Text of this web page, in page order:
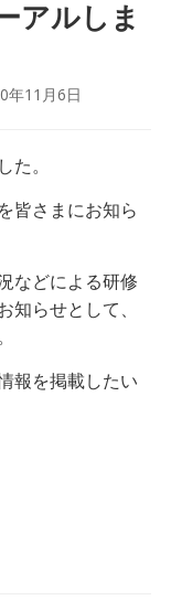
アルしま
年11月6日
。
皆さまにお知ら
などによる研修
らせとして、
報を掲載したい